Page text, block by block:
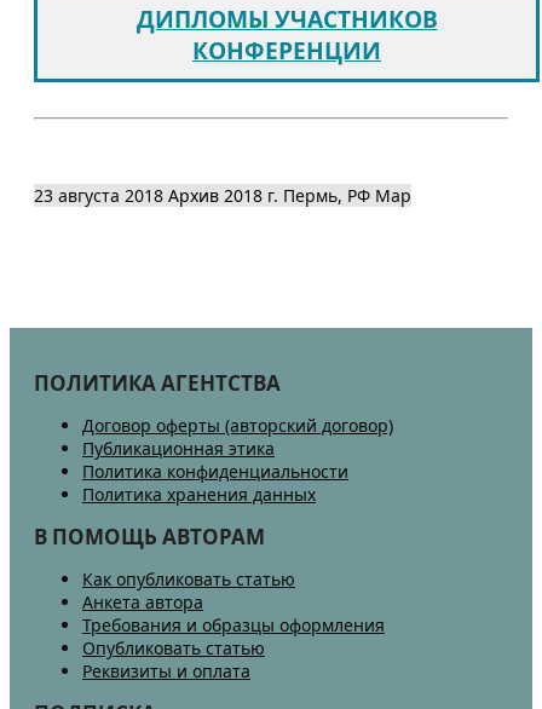
ДИПЛОМЫ УЧАСТНИКОВ
КОНФЕРЕНЦИИ
23 августа 2018 Архив 2018 г. Пермь, РФ Map
ПОЛИТИКА АГЕНТСТВА
Договор оферты (авторский договор)
Публикационная этика
Политика конфиденциальности
Политика хранения данных
В ПОМОЩЬ АВТОРАМ
Как опубликовать статью
Анкета автора
Требования и образцы оформления
Опубликовать статью
Реквизиты и оплата